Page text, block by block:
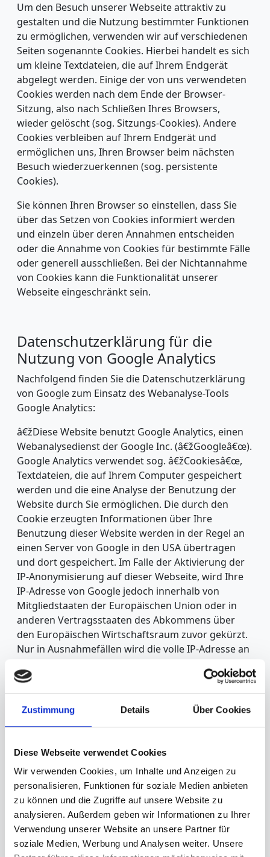
Zustimmung Details Über Cookies
Diese Webseite verwendet Cookies
Wir verwenden Cookies, um Inhalte und Anzeigen zu
personalisieren, Funktionen für soziale Medien anbieten
zu können und die Zugriffe auf unsere Website zu
analysieren. Außerdem geben wir Informationen zu Ihrer
Verwendung unserer Website an unsere Partner für
soziale Medien, Werbung und Analysen weiter. Unsere
Um den Besuch unserer Webseite attraktiv zu
gestalten und die Nutzung bestimmter Funktionen
zu ermöglichen, verwenden wir auf verschiedenen
Seiten sogenannte Cookies. Hierbei handelt es sich
um kleine Textdateien, die auf Ihrem Endgerät
abgelegt werden. Einige der von uns verwendeten
Cookies werden nach dem Ende der Browser-
Sitzung, also nach Schließen Ihres Browsers,
wieder gelöscht (sog. Sitzungs-Cookies). Andere
Cookies verbleiben auf Ihrem Endgerät und
ermöglichen uns, Ihren Browser beim nächsten
Besuch wiederzuerkennen (sog. persistente
Cookies).
Sie können Ihren Browser so einstellen, dass Sie
über das Setzen von Cookies informiert werden
und einzeln über deren Annahmen entscheiden
oder die Annahme von Cookies für bestimmte Fälle
oder generell ausschließen. Bei der Nichtannahme
von Cookies kann die Funktionalität unserer
Webseite eingeschränkt sein.
Datenschutzerklärung für die
Nutzung von Google Analytics
Nachfolgend finden Sie die Datenschutzerklärung
von Google zum Einsatz des Webanalyse-Tools
Google Analytics:
â€žDiese Website benutzt Google Analytics, einen
Webanalysedienst der Google Inc. (â€žGoogleâ€œ).
Google Analytics verwendet sog. â€žCookiesâ€œ,
Textdateien, die auf Ihrem Computer gespeichert
werden und die eine Analyse der Benutzung der
Website durch Sie ermöglichen. Die durch den
Cookie erzeugten Informationen über Ihre
Benutzung dieser Website werden in der Regel an
einen Server von Google in den USA übertragen
und dort gespeichert. Im Falle der Aktivierung der
IP-Anonymisierung auf dieser Webseite, wird Ihre
IP-Adresse von Google jedoch innerhalb von
Mitgliedstaaten der Europäischen Union oder in
anderen Vertragsstaaten des Abkommens über
den Europäischen Wirtschaftsraum zuvor gekürzt.
Nur in Ausnahmefällen wird die volle IP-Adresse an
und dort gekürzt. Im Auftrag des Betreibers dieser
Website wird Google diese Informationen
benutzen, um Ihre Nutzung der Website
weitere mit der Websitenutzung und der
Internetnutzung verbundene Dienstleistungen
gegenüber dem Websitebetreiber zu erbringen.
Die im Rahmen von Google Analytics von Ihrem
Browser übermittelte IP-Adresse wird nicht mit
anderen Daten von Google zusammengeführt. Sie
können die Speicherung der Cookies durch eine
entsprechende Einstellung Ihrer Browser-Software